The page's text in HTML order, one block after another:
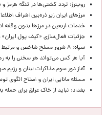
رویترز: تردد کشتی‌ها در تنگه
مرزهای ایران زیر ذره‌بین اشراف
خدمات اربعین در مرزها بدون وقفه
جزئیات فعال‌سازی «کیف پول ایران»
سپاه: ۸ شرور مسلح شاخص و مرتبط گروهک‌های تروریستی دستگیر شدند
آیا هر کس می‌تواند هر سخنی را به
آغاز دور سوم مذاکرات لبنان و رژیم
مسئله مانایی ایران و اصلاح الگوی
بغداد: نباید از خاک عراق برای حمله